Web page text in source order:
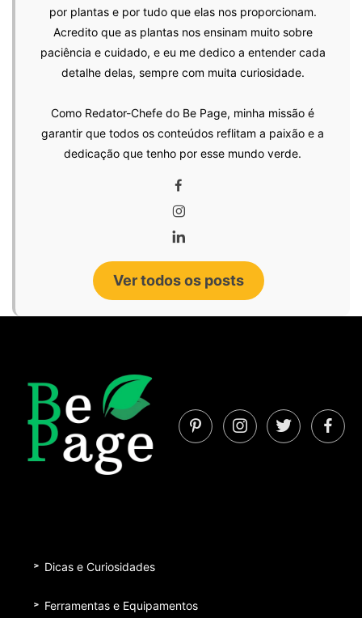
por plantas e por tudo que elas nos proporcionam.
Acredito que as plantas nos ensinam muito sobre
paciência e cuidado, e eu me dedico a entender cada
detalhe delas, sempre com muita curiosidade.
Como Redator-Chefe do Be Page, minha missão é
garantir que todos os conteúdos reflitam a paixão e a
dedicação que tenho por esse mundo verde.
Ver todos os posts
Dicas e Curiosidades
Ferramentas e Equipamentos